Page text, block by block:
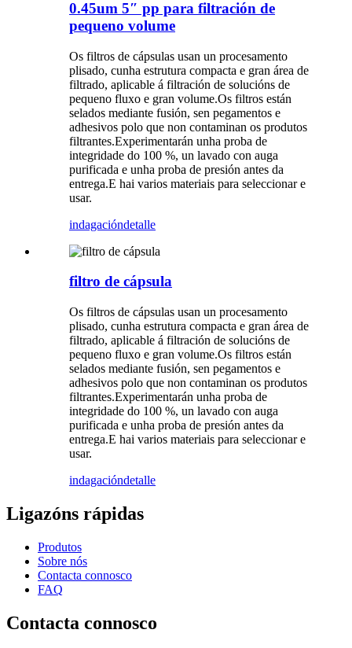
0.45um 5″ pp para filtración de
pequeno volume
Os filtros de cápsulas usan un procesamento
plisado, cunha estrutura compacta e gran área de
filtrado, aplicable á filtración de solucións de
pequeno fluxo e gran volume.Os filtros están
selados mediante fusión, sen pegamentos e
adhesivos polo que non contaminan os produtos
filtrantes.Experimentarán unha proba de
integridade do 100 %, un lavado con auga
purificada e unha proba de presión antes da
entrega.E hai varios materiais para seleccionar e
usar.
indagacióndetalle
filtro de cápsula
Os filtros de cápsulas usan un procesamento
plisado, cunha estrutura compacta e gran área de
filtrado, aplicable á filtración de solucións de
pequeno fluxo e gran volume.Os filtros están
selados mediante fusión, sen pegamentos e
adhesivos polo que non contaminan os produtos
filtrantes.Experimentarán unha proba de
integridade do 100 %, un lavado con auga
purificada e unha proba de presión antes da
entrega.E hai varios materiais para seleccionar e
usar.
indagacióndetalle
Ligazóns rápidas
Produtos
Sobre nós
Contacta connosco
FAQ
Contacta connosco